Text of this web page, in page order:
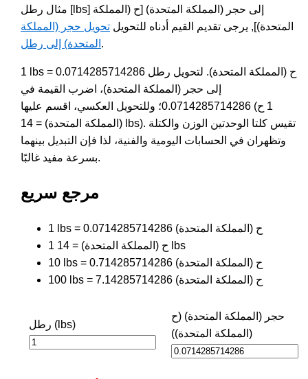
مثال رطل [lbs] إلى حجر (المملكة المتحدة) [ح (المملكة
المتحدة)], يرجى تقديم القيم أدناه للتحويل تحويل حجر (المملكة
المتحدة) إلى رطل .
1 lbs = 0.0714285714286 ح (المملكة المتحدة). لتحويل رطل
إلى حجر (المملكة المتحدة)، اضرب القيمة في
0.0714285714286؛ وللتحويل العكسي، اقسم عليها (1 ح
(المملكة المتحدة) = 14 lbs). تقيس كلتا الوحدتين الوزن والكتلة
وتظهران في الحسابات اليومية والفنية، لذا فإن التبديل بينهما
بسرعة مفيد غالبًا.
مرجع سريع
1 lbs = 0.0714285714286 ح (المملكة المتحدة)
1 ح (المملكة المتحدة) = 14 lbs
10 lbs = 0.714285714286 ح (المملكة المتحدة)
100 lbs = 7.14285714286 ح (المملكة المتحدة)
رطل (lbs)
حجر (المملكة المتحدة) (ح
(المملكة المتحدة))